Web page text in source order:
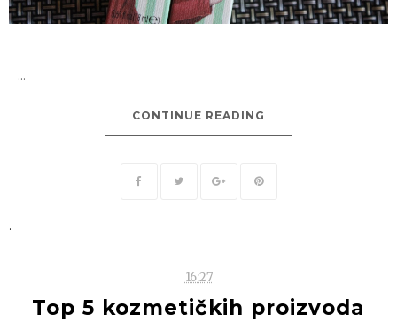
...
CONTINUE READING
.
16:27
Top 5 kozmetičkih proizvoda